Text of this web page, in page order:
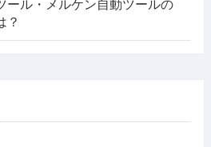
ール・メルケン自動ツールの
？